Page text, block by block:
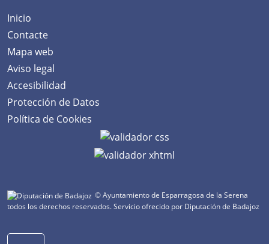
Inicio
Contacte
Mapa web
Aviso legal
Accesibilidad
Protección de Datos
Política de Cookies
© Ayuntamiento de Esparragosa de la Serena
todos los derechos reservados.Servicio ofrecido por Diputación de Badajoz